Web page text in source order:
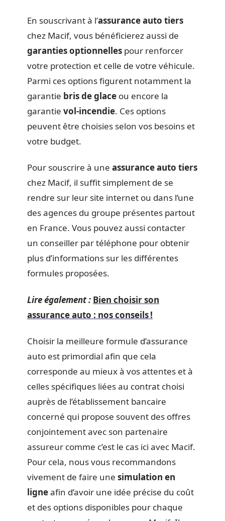
En souscrivant à l’assurance auto tiers
chez Macif, vous bénéficierez aussi de
garanties optionnelles pour renforcer
votre protection et celle de votre véhicule.
Parmi ces options figurent notamment la
garantie bris de glace ou encore la
garantie vol-incendie. Ces options
peuvent être choisies selon vos besoins et
votre budget.
Pour souscrire à une assurance auto tiers
chez Macif, il suffit simplement de se
rendre sur leur site internet ou dans l’une
des agences du groupe présentes partout
en France. Vous pouvez aussi contacter
un conseiller par téléphone pour obtenir
plus d’informations sur les différentes
formules proposées.
Lire également : Bien choisir son
assurance auto : nos conseils !
Choisir la meilleure formule d’assurance
auto est primordial afin que cela
corresponde au mieux à vos attentes et à
celles spécifiques liées au contrat choisi
auprès de l’établissement bancaire
concerné qui propose souvent des offres
conjointement avec son partenaire
assureur comme c’est le cas ici avec Macif.
Pour cela, nous vous recommandons
vivement de faire une simulation en
ligneafin d’avoir une idée précise du coût
et des options disponibles pour chaque